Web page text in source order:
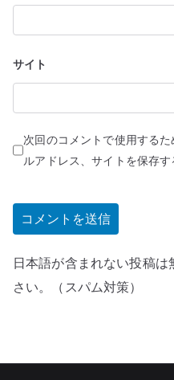
サイト
次回のコメントで使用する
ルアドレス、サイトを保存す
日本語が含まれない投稿
さい。（スパム対策）